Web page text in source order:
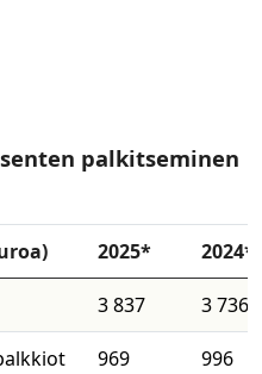
palkitseminen
2025* ​2024*
3 837 3 736
969 996